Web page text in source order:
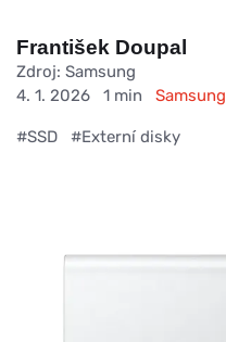
František Doupal
Zdroj: Samsung
4. 1. 2026
1 min Samsung
#SSD #Externí disky